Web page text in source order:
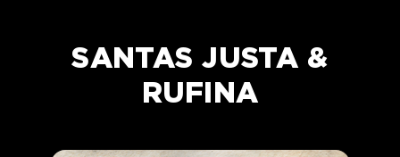
SANTAS JUSTA &
RUFINA